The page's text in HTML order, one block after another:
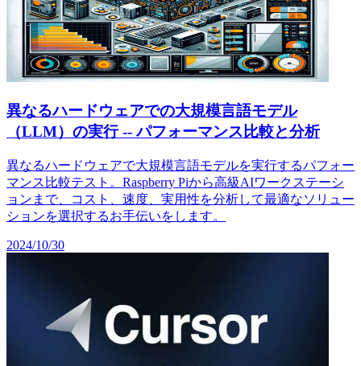
異なるハードウェアでの大規模言語モデル
（LLM）の実行 -- パフォーマンス比較と分析
異なるハードウェアで大規模言語モデルを実行するパフォー
マンス比較テスト。Raspberry Piから高級AIワークステーシ
ョンまで、コスト、速度、実用性を分析して最適なソリュー
ションを選択するお手伝いをします。
2024/10/30